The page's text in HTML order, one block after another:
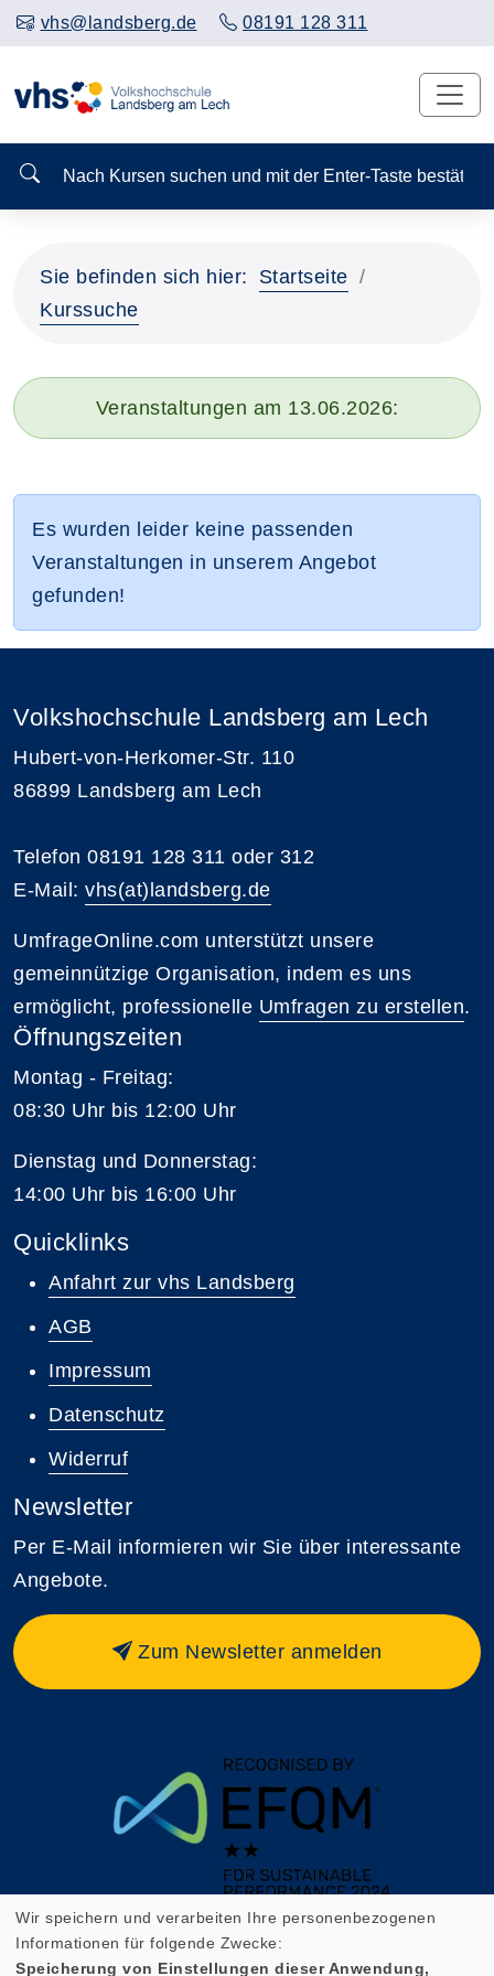
vhs@landsberg.de 08191 128 311
Nach Kursen suchen und mit der Enter-Taste
Sie befinden sich hier:
Startseite
Kurssuche
Veranstaltungen am 13.06.2026:
Es wurden leider keine passenden
Veranstaltungen in unserem Angebot
gefunden!
Volkshochschule Landsberg am Lech
Hubert-von-Herkomer-Str. 110
86899 Landsberg am Lech
Telefon 08191 128 311 oder 312
E-Mail: vhs(at)landsberg.de
UmfrageOnline.com unterstützt unsere
gemeinnützige Organisation, indem es uns
ermöglicht, professionelle Umfragen zu erstellen.
Öffnungszeiten
Montag - Freitag:
08:30 Uhr bis 12:00 Uhr
Dienstag und Donnerstag:
14:00 Uhr bis 16:00 Uhr
Quicklinks
Anfahrt zur vhs Landsberg
AGB
Impressum
Datenschutz
Widerruf
Newsletter
Per E-Mail informieren wir Sie über interessante
Angebote.
Zum Newsletter anmelden
Wir speichern und verarbeiten Ihre personenbezogenen
Informationen für folgende Zwecke:
Speicherung von Einstellungen dieser Anwendung,